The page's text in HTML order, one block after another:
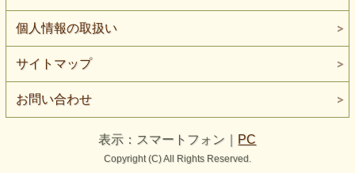
個人情報の取扱い
サイトマップ
お問い合わせ
表示：スマートフォン｜ PC
Copyright (C) All Rights Reserved.